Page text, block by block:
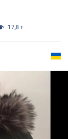
17,8 т.